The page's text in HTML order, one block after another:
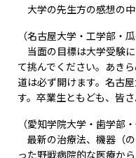
大学の先生方の感想の
（名古屋大学・工学部・瓜
当面の目標は大学受験
て挑んでください。あき
道は必ず開けます。名古
す。卒業生ともども、皆
（愛知学院大学・歯学部・
最新の治療法、機器（
った野戦病院的な医療か